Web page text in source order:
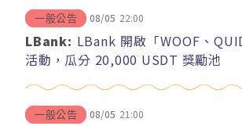
一般公告 08/05 22:00
LBank: LBank 開啟「WOOF、
活動，瓜分 20,000 USDT 獎勵池
一般公告 08/05 21:00